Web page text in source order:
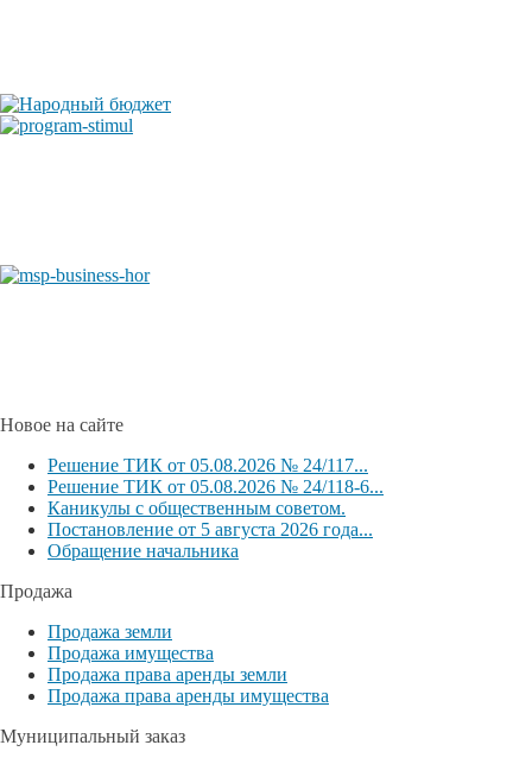
Новое на сайте
Решение ТИК от 05.08.2026 № 24/117...
Решение ТИК от 05.08.2026 № 24/118-6...
Каникулы с общественным советом.
Постановление от 5 августа 2026 года...
Обращение начальника
Продажа
Продажа земли
Продажа имущества
Продажа права аренды земли
Продажа права аренды имущества
Муниципальный заказ